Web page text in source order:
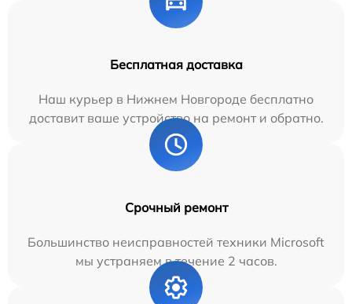
Бесплатная доставка
Наш курьер в Нижнем Новгороде бесплатно
доставит ваше устройство на ремонт и обратно.
Срочный ремонт
Большинство неисправностей техники Microsoft
мы устраняем в течение 2 часов.